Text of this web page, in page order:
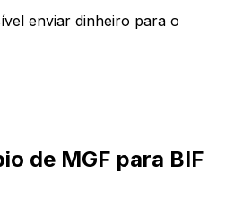
enviar dinheiro para o
de MGF para BIF